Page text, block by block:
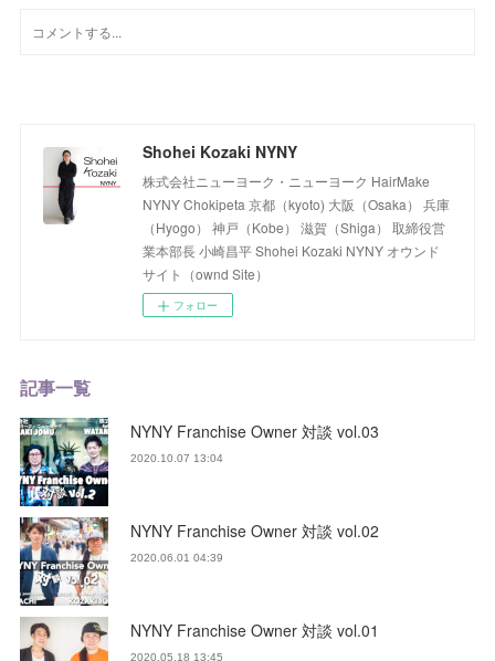
Shohei Kozaki NYNY
株式会社ニューヨーク・ニューヨーク HairMake
NYNY Chokipeta 京都（kyoto) 大阪（Osaka） 兵庫
（Hyogo） 神戸（Kobe） 滋賀（Shiga） 取締役営
業本部長 小崎昌平 Shohei Kozaki NYNY オウンド
サイト（ownd Site）
フォロー
記事一覧
NYNY Franchise Owner 対談 vol.03
2020.10.07 13:04
NYNY Franchise Owner 対談 vol.02
2020.06.01 04:39
NYNY Franchise Owner 対談 vol.01
2020.05.18 13:45